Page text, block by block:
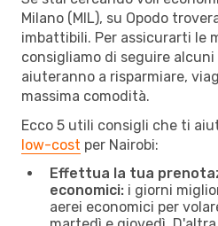
Milano (MIL), su Opodo
imbattibili. Per assicurarti le
consigliamo di seguire
aiuteranno a risparmiare,
massima comodità.
Ecco 5 utili consigli che ti
low-cost per Nairobi:
Effettua la tua
economici: i giorni
aerei economici per